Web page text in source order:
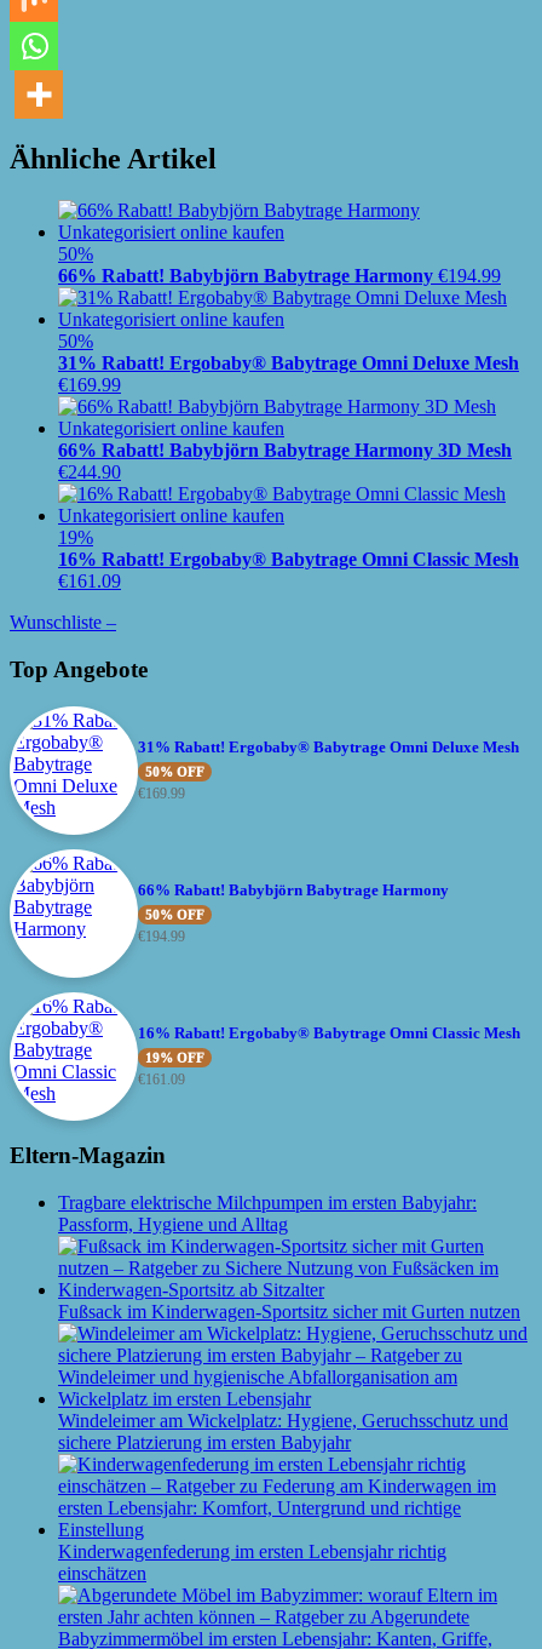
Ähnliche Artikel
50%
66% Rabatt! Babybjörn Babytrage Harmony €194.99
50%
31% Rabatt! Ergobaby® Babytrage Omni Deluxe Mesh
€169.99
66% Rabatt! Babybjörn Babytrage Harmony 3D Mesh
€244.90
19%
16% Rabatt! Ergobaby® Babytrage Omni Classic Mesh
€161.09
Wunschliste –
Top Angebote
31% Rabatt! Ergobaby® Babytrage Omni Deluxe Mesh
50% OFF
€169.99
66% Rabatt! Babybjörn Babytrage Harmony
50% OFF
€194.99
16% Rabatt! Ergobaby® Babytrage Omni Classic Mesh
19% OFF
€161.09
Eltern-Magazin
Tragbare elektrische Milchpumpen im ersten Babyjahr:
Passform, Hygiene und Alltag
Fußsack im Kinderwagen-Sportsitz sicher mit Gurten nutzen
Windeleimer am Wickelplatz: Hygiene, Geruchsschutz und
sichere Platzierung im ersten Babyjahr
Kinderwagenfederung im ersten Lebensjahr richtig
einschätzen